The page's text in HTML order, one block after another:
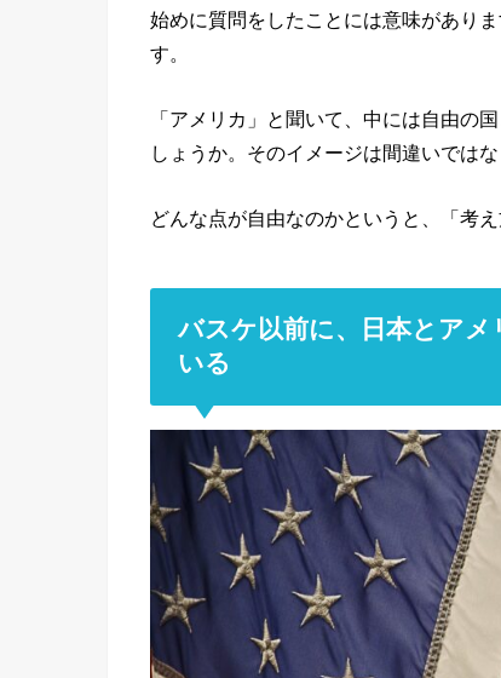
始めに質問をしたことには意味があり
す。
「アメリカ」と聞いて、中には自由の
しょうか。そのイメージは間違いでは
どんな点が自由なのかというと、「考え
バスケ以前に、日本とア
いる